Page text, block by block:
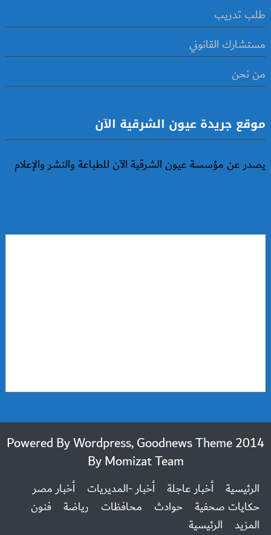
طلب تدريب
مستشارك القانوني
من نحن
موقع جريدة عيون الشرقية الآن
يصدر عن مؤسسة عيون الشرقية الآن للطباعة والنشر والإعلام
2014 Powered By Wordpress, Goodnews Theme
ByMomizat Team
الرئيسية أخبار عاجلة أخبار -المديريات
أخبار مصر
حكايات صحفية
حوادث محافظات رياضة
فنون
المزيد
الرئيسية